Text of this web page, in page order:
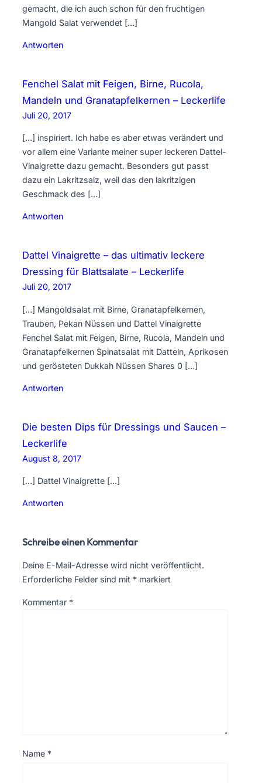
gemacht, die ich auch schon für den fruchtigen
Mangold Salat verwendet […]
Antworten
Fenchel Salat mit Feigen, Birne, Rucola,
Mandeln und Granatapfelkernen – Leckerlife
Juli 20, 2017
[…] inspiriert. Ich habe es aber etwas verändert und
vor allem eine Variante meiner super leckeren Dattel-
Vinaigrette dazu gemacht. Besonders gut passt
dazu ein Lakritzsalz, weil das den lakritzigen
Geschmack des […]
Antworten
Dattel Vinaigrette – das ultimativ leckere
Dressing für Blattsalate – Leckerlife
Juli 20, 2017
[…] Mangoldsalat mit Birne, Granatapfelkernen,
Trauben, Pekan Nüssen und Dattel Vinaigrette
Fenchel Salat mit Feigen, Birne, Rucola, Mandeln und
Granatapfelkernen Spinatsalat mit Datteln, Aprikosen
und gerösteten Dukkah Nüssen Shares 0 […]
Antworten
Die besten Dips für Dressings und Saucen –
Leckerlife
August 8, 2017
[…] Dattel Vinaigrette […]
Antworten
Schreibe einen Kommentar
Deine E-Mail-Adresse wird nicht veröffentlicht.
Erforderliche Felder sind mit * markiert
Kommentar *
Name *